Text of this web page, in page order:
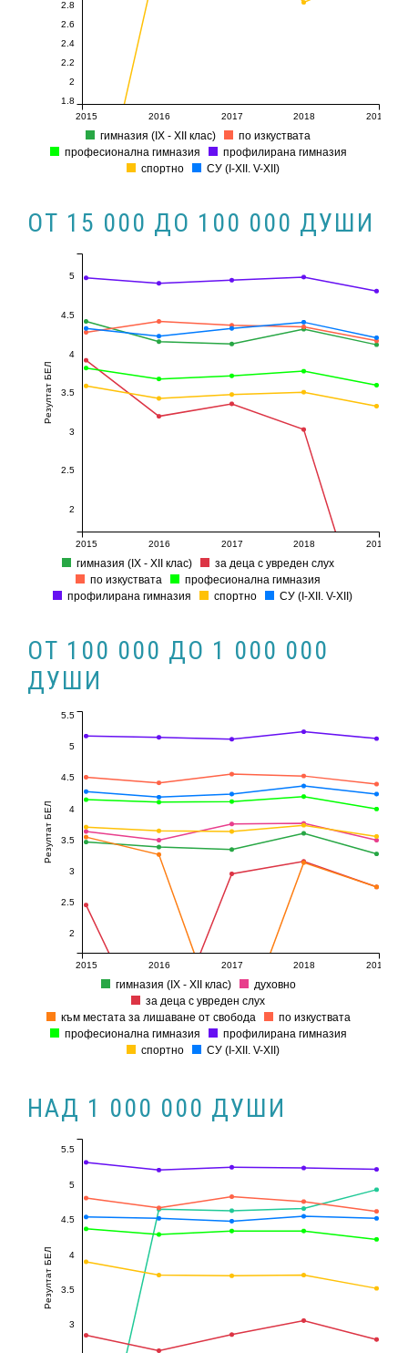
2015 2016 2017 2018 2019
1.8
2
2.2
2.4
2.6
2.8
гимназия (ІХ - ХІІ клас)
по изкуствата
професионална гимназия
профилирана гимназия
спортно
СУ (I-XII. V-XII)
ОТ 15 000 ДО 100 000 ДУШИ
2015 2016 2017 2018 2019
Резултат БЕЛ
2
2.5
3
3.5
4
4.5
5
гимназия (ІХ - ХІІ клас)
за деца с увреден слух
по изкуствата
професионална гимназия
профилирана гимназия
спортно СУ (I-XII. V-XII)
ОТ 100 000 ДО 1 000 000
ДУШИ
2015 2016 2017 2018 2019
Резултат БЕЛ
2
2.5
3
3.5
4
4.5
5
5.5
гимназия (ІХ - ХІІ клас)
духовно
за деца с увреден слух
към местата за лишаване от свобода
по изкуствата
професионална гимназия
профилирана гимназия
спортно
СУ (I-XII. V-XII)
НАД 1 000 000 ДУШИ
Резултат БЕЛ
3
3.5
4
4.5
5
5.5